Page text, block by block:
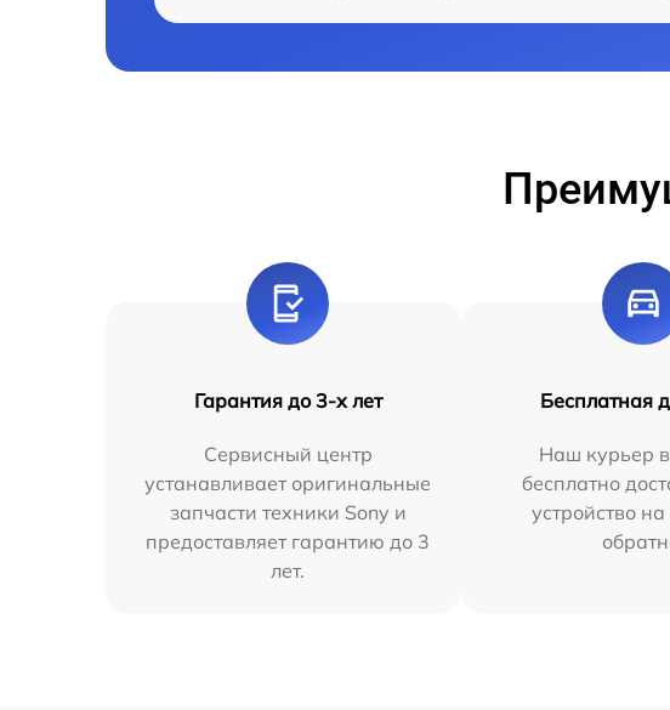
Гарантия до 3-х лет
Сервисный центр
устанавливает оригинальные
запчасти техники Sony и
предоставляет гарантию до 3
лет.
Бесплатная
Наш курьер
бесплатно
устройство